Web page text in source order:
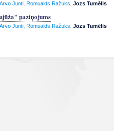
Arvo Junti, Romualds Ražuks Jozs Tumēlis
paziņojums
Arvo Junti, Romualds Ražuks Jozs Tumēlis